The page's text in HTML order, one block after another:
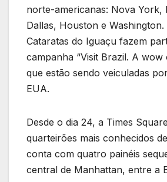
norte-americanas: Nova York,
Dallas, Houston e Washington.
Cataratas do Iguaçu fazem
campanha “Visit Brazil. A wow
que estão sendo veiculadas
EUA.
Desde o dia 24, a Times
quarteirões mais conhecidos
conta com quatro painéis
central de Manhattan, entre a